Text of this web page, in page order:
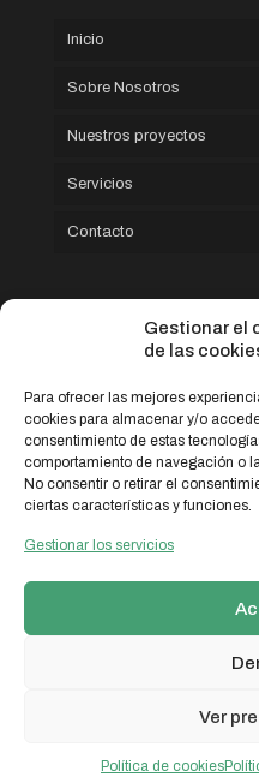
Gestionar el
de las
Para ofrecer las mejores
cookies para almacenar y/o
consentimiento de estas
comportamiento de navegación o
No consentir o retirar el
ciertas características y funciones.
Gestionar los servicios
Ver
Política de cookies
Inicio
Sobre Nosotros
Nuestros proyectos
Servicios
Contacto
© 2026 probal.es |
Política
del mecanismo de